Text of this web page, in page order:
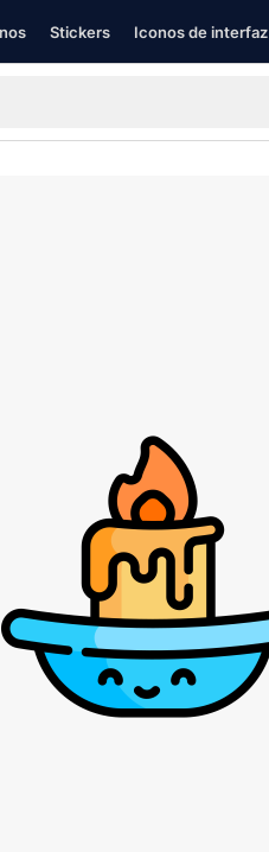
Stickers Iconos de interfaz